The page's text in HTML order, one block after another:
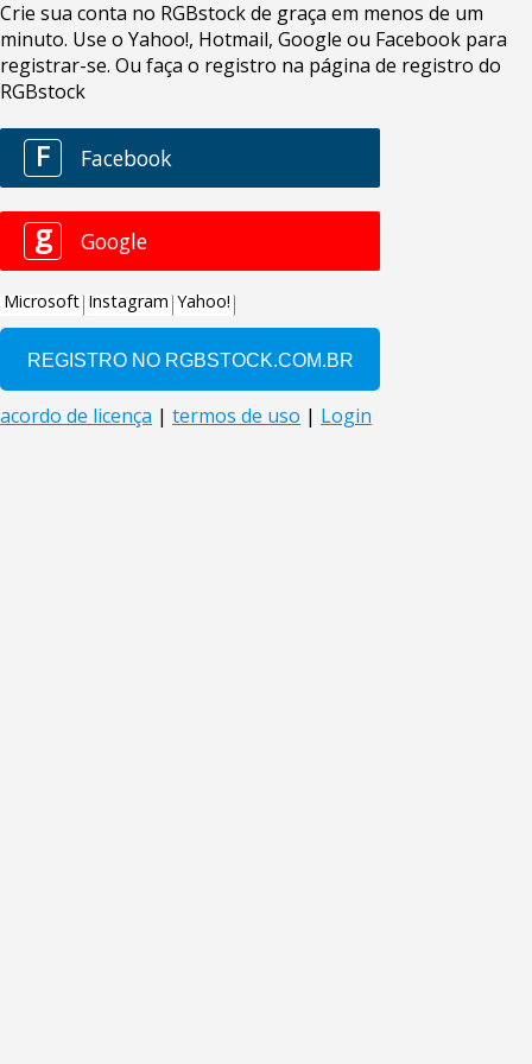
Crie sua conta no RGBstock de graça em menos de um
minuto. Use o Yahoo!, Hotmail, Google ou Facebook para
registrar-se. Ou faça o registro na página de registro do
RGBstock
F Facebook
g Google
Microsoft Instagram Yahoo!
acordo de licença | termos de uso | Login